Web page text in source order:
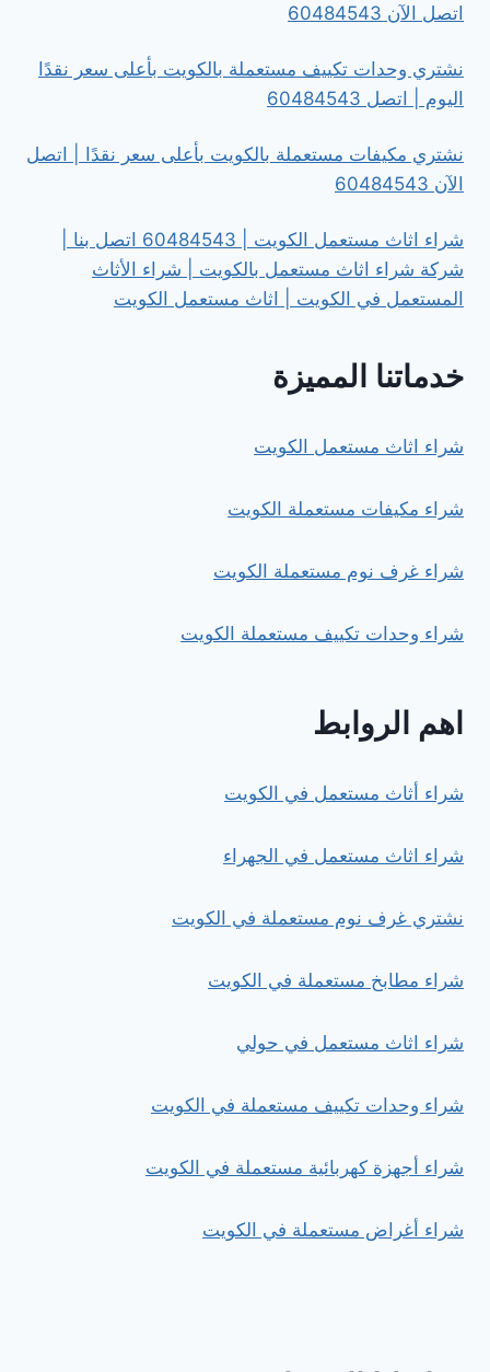
اتصل الآن 60484543
نشتري وحدات تكييف مستعملة بالكويت بأعلى سعر نقدًا
اليوم | اتصل 60484543
نشتري مكيفات مستعملة بالكويت بأعلى سعر نقدًا | اتصل
الآن 60484543
شراء اثاث مستعمل الكويت | 60484543 اتصل بنا |
شركة شراء اثاث مستعمل بالكويت | شراء الأثاث
المستعمل في الكويت | اثاث مستعمل الكويت
خدماتنا المميزة
شراء اثاث مستعمل الكويت
شراء مكيفات مستعملة الكويت
شراء غرف نوم مستعملة الكويت
شراء وحدات تكييف مستعملة الكويت
اهم الروابط
شراء أثاث مستعمل في الكويت
شراء اثاث مستعمل في الجهراء
نشتري غرف نوم مستعملة في الكويت
شراء مطابخ مستعملة في الكويت
شراء اثاث مستعمل في حولي
شراء وحدات تكييف مستعملة في الكويت
شراء أجهزة كهربائية مستعملة في الكويت
شراء أغراض مستعملة في الكويت